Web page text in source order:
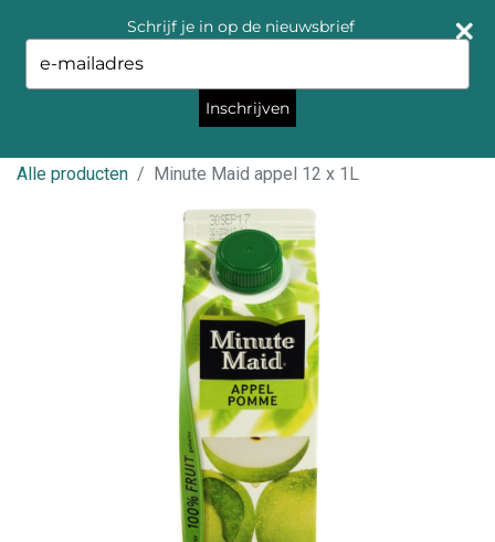
Alle producten Minute Maid appel 12 x 1L
Schrijf je in op de nieuwsbrief
your
email
Inschrijven